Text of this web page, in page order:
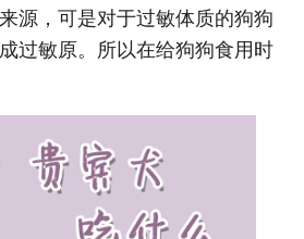
源，可是对于过敏体质的狗狗
过敏原。所以在给狗狗食用时